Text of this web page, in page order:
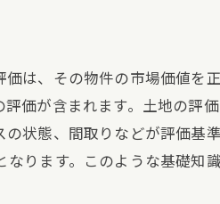
は、その物件の市場価値を
価が含まれます。土地の評
状態、間取りなどが評価基
ります。このような基礎知